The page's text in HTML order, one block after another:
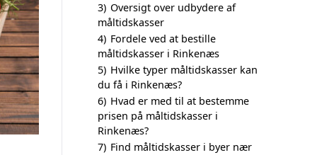
3) Oversigt over udbydere af
måltidskasser
4) Fordele ved at bestille
måltidskasser i Rinkenæs
5) Hvilke typer måltidskasser kan
du få i Rinkenæs?
6) Hvad er med til at bestemme
prisen på måltidskasser i
Rinkenæs?
7) Find måltidskasser i byer nær